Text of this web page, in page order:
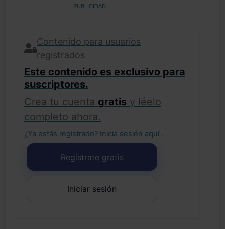
PUBLICIDAD
Contenido para usuarios
registrados
Este contenido es exclusivo para
suscriptores.
Crea tu cuenta gratis y léelo
completo ahora.
¿Ya estás registrado? Inicia sesión aquí .
Regístrate gratis
Iniciar sesión